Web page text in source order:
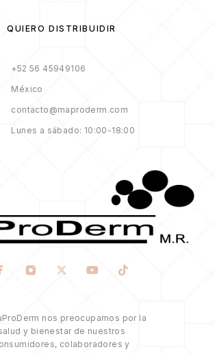
QUIERO DISTRIBUIDIR
+52 56 45949106
México
contacto@maproderm.com
Lunes a sábado: 10:00-18:00
nos preocupamos por la
y bienestar de nuestros
colaboradores y